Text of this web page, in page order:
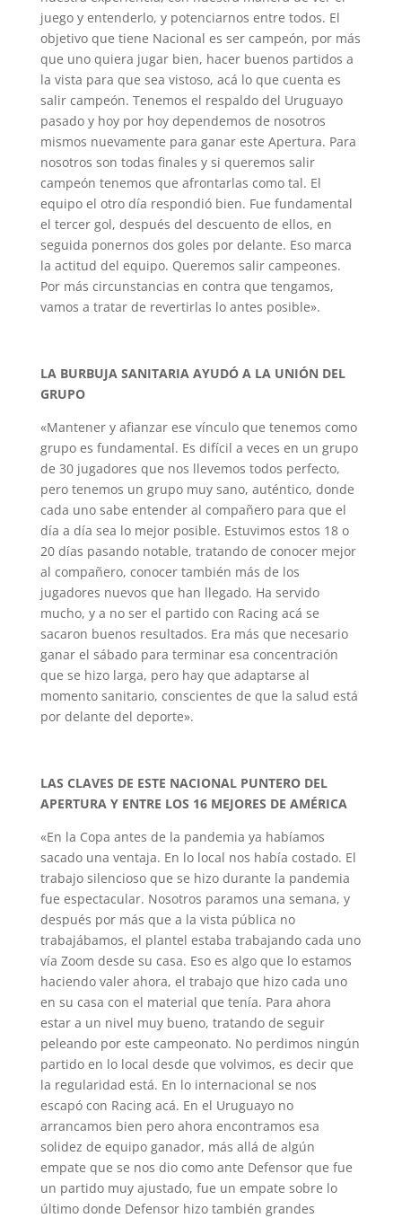
juego y entenderlo, y potenciarnos entre todos. El
objetivo que tiene Nacional es ser campeón, por más
que uno quiera jugar bien, hacer buenos partidos a
la vista para que sea vistoso, acá lo que cuenta es
salir campeón. Tenemos el respaldo del Uruguayo
pasado y hoy por hoy dependemos de nosotros
mismos nuevamente para ganar este Apertura. Para
nosotros son todas finales y si queremos salir
campeón tenemos que afrontarlas como tal. El
equipo el otro día respondió bien. Fue fundamental
el tercer gol, después del descuento de ellos, en
seguida ponernos dos goles por delante. Eso marca
la actitud del equipo. Queremos salir campeones.
Por más circunstancias en contra que tengamos,
vamos a tratar de revertirlas lo antes posible».
LA BURBUJA SANITARIA AYUDÓ A LA UNIÓN DEL
GRUPO
«Mantener y afianzar ese vínculo que tenemos como
grupo es fundamental. Es difícil a veces en un grupo
de 30 jugadores que nos llevemos todos perfecto,
pero tenemos un grupo muy sano, auténtico, donde
cada uno sabe entender al compañero para que el
día a día sea lo mejor posible. Estuvimos estos 18 o
20 días pasando notable, tratando de conocer mejor
al compañero, conocer también más de los
jugadores nuevos que han llegado. Ha servido
mucho, y a no ser el partido con Racing acá se
sacaron buenos resultados. Era más que necesario
ganar el sábado para terminar esa concentración
que se hizo larga, pero hay que adaptarse al
momento sanitario, conscientes de que la salud está
por delante del deporte».
LAS CLAVES DE ESTE NACIONAL PUNTERO DEL
APERTURA Y ENTRE LOS 16 MEJORES DE AMÉRICA
«En la Copa antes de la pandemia ya habíamos
sacado una ventaja. En lo local nos había costado. El
trabajo silencioso que se hizo durante la pandemia
fue espectacular. Nosotros paramos una semana, y
después por más que a la vista pública no
trabajábamos, el plantel estaba trabajando cada uno
vía Zoom desde su casa. Eso es algo que lo estamos
haciendo valer ahora, el trabajo que hizo cada uno
en su casa con el material que tenía. Para ahora
estar a un nivel muy bueno, tratando de seguir
peleando por este campeonato. No perdimos ningún
partido en lo local desde que volvimos, es decir que
la regularidad está. En lo internacional se nos
escapó con Racing acá. En el Uruguayo no
arrancamos bien pero ahora encontramos esa
solidez de equipo ganador, más allá de algún
empate que se nos dio como ante Defensor que fue
un partido muy ajustado, fue un empate sobre lo
último donde Defensor hizo también grandes